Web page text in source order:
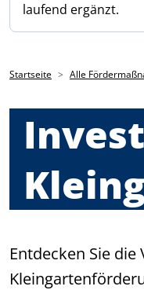
laufend ergänzt.
Startseite Alle
Entdecken Sie